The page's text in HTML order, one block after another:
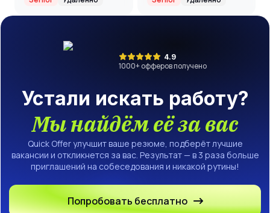
безопасность
4.9
1000+ офферов получено
Устали искать работу?
Мы найдём её за вас
Quick Offer улучшит ваше резюме, подберёт лучшие
вакансии и откликнется за вас. Результат — в 3 раза больше
приглашений на собеседования и никакой рутины!
Попробовать бесплатно